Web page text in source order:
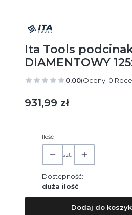
Ita Tools
DIAMENTOWY
0.00(Oceny: 0
Cena
931,99 zł
Ilość
szt.
Dostępność:
duża ilość
Dodaj do